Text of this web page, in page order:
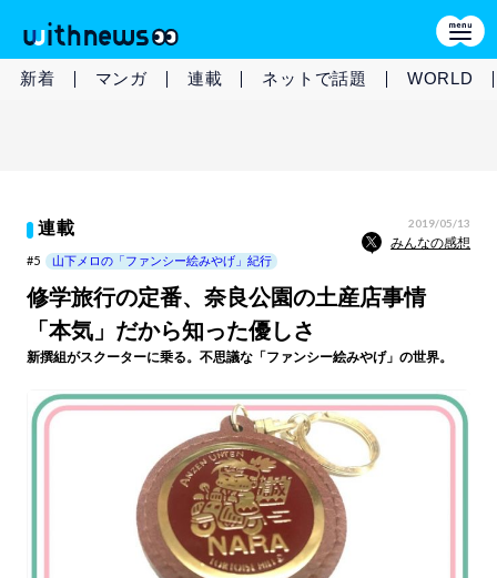
新着 マンガ 連載 ネットで話題 WORLD
連載 2019/05/13
みんなの感想
#5 山下メロの「ファンシー絵みやげ」紀行
修学旅行の定番、奈良公園の土産店事情
「本気」だから知った優しさ
新撰組がスクーターに乗る。不思議な「ファンシー絵みやげ」の世界。